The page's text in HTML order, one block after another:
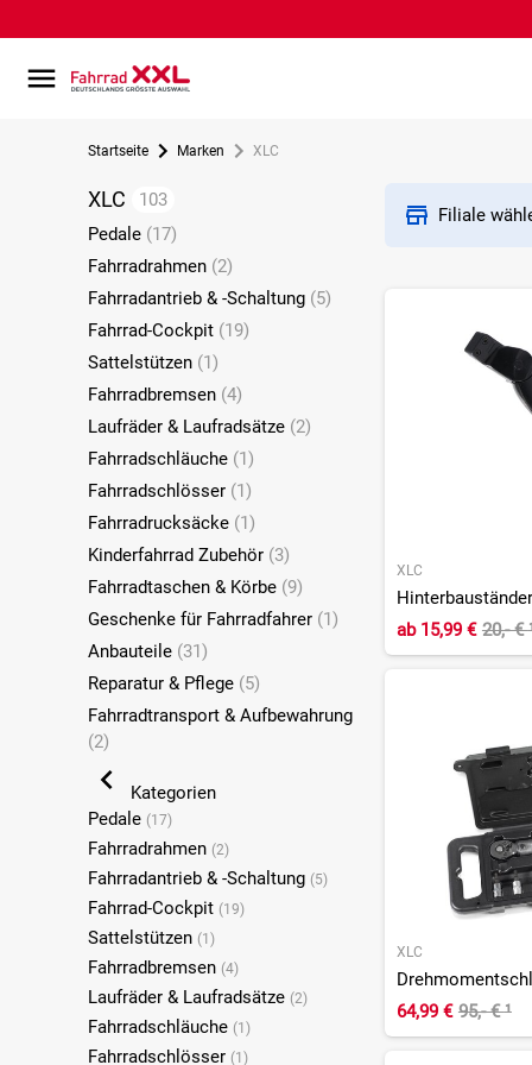
Startseite Marken XLC
XLC
103
Pedale (17)
Fahrradrahmen (2)
Fahrradantrieb & -Schaltung (5)
Fahrrad-Cockpit (19)
Sattelstützen (1)
Fahrradbremsen (4)
Laufräder & Laufradsätze (2)
Fahrradschläuche (1)
Fahrradschlösser (1)
Fahrradrucksäcke (1)
Kinderfahrrad Zubehör (3)
Fahrradtaschen & Körbe (9)
Geschenke für Fahrradfahrer (1)
Anbauteile (31)
Reparatur & Pflege (5)
Fahrradtransport & Aufbewahrung
(2)
Kategorien
Pedale (17)
Fahrradrahmen (2)
Fahrradantrieb & -Schaltung (5)
Fahrrad-Cockpit (19)
Sattelstützen (1)
Fahrradbremsen (4)
Laufräder & Laufradsätze (2)
Fahrradschläuche (1)
Fahrradschlösser (1)
Filiale
XLC
ab15,99 € 20,- €
XLC
64,99 € 95,- €¹